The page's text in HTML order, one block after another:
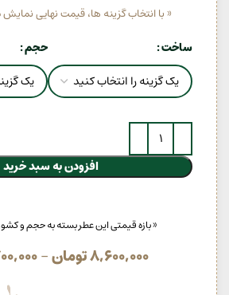
« با انتخاب گزینه ها، قیمت نهایی
ساخت حجم
افزودن به سبد خرید
« بازه قیمتی این عطر بسته به حجم و
8,600,000تومان–